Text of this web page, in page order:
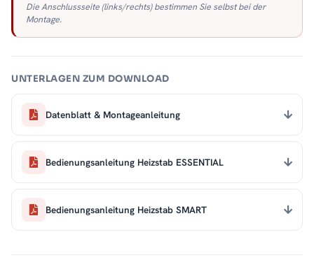
Die Anschlussseite (links/rechts) bestimmen Sie selbst bei der
Montage.
UNTERLAGEN ZUM DOWNLOAD
Datenblatt & Montageanleitung
Bedienungsanleitung Heizstab ESSENTIAL
Bedienungsanleitung Heizstab SMART